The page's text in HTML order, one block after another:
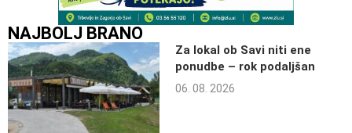
NAJBOLJ BRANO
Za lokal ob Savi niti ene
ponudbe – rok podaljšan
06. 08. 2026